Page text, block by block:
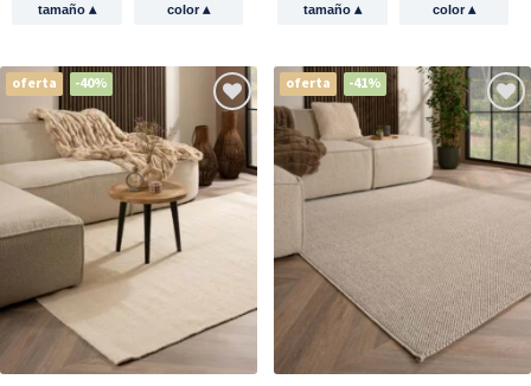
tamaño ▴ color▴ tamaño ▴ color▴
oferta -40% oferta -41%